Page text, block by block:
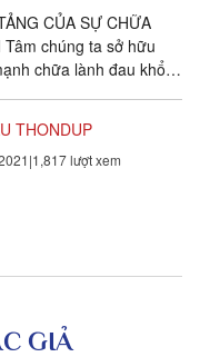
CỦA SỰ CHỮA
Tâm chúng ta sở hữu
chữa lành đau khổ
THONDUP
1,817 lượt xem
GIẢ